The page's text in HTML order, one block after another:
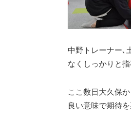
中野トレーナー､
なくしっかりと
ここ数日大久保
良い意味で期待